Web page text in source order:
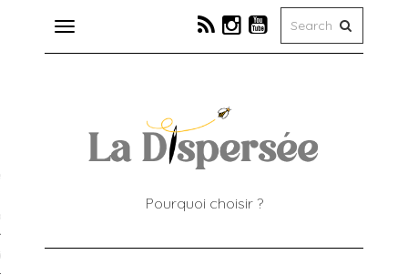
couture
Toggle
navigation
Pourquoi choisir ?